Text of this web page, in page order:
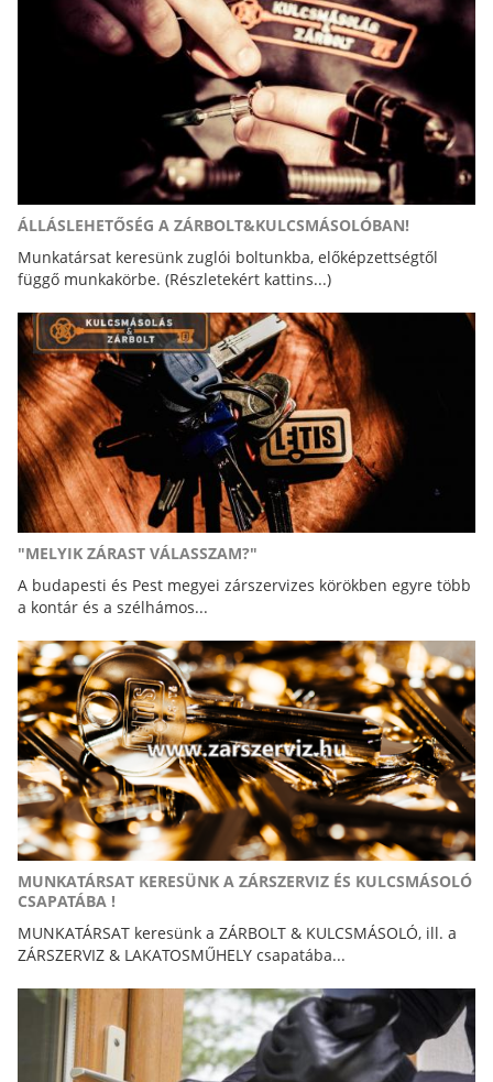
ÁLLÁSLEHETŐSÉG A ZÁRBOLT&KULCSMÁSOLÓBAN!
Munkatársat keresünk zuglói boltunkba, előképzettségtől
függő munkakörbe. (Részletekért kattins...)
"MELYIK ZÁRAST VÁLASSZAM?"
A budapesti és Pest megyei zárszervizes körökben egyre több
a kontár és a szélhámos...
MUNKATÁRSAT KERESÜNK A ZÁRSZERVIZ ÉS KULCSMÁSOLÓ
CSAPATÁBA !
MUNKATÁRSAT keresünk a ZÁRBOLT & KULCSMÁSOLÓ, ill. a
ZÁRSZERVIZ & LAKATOSMŰHELY csapatába...